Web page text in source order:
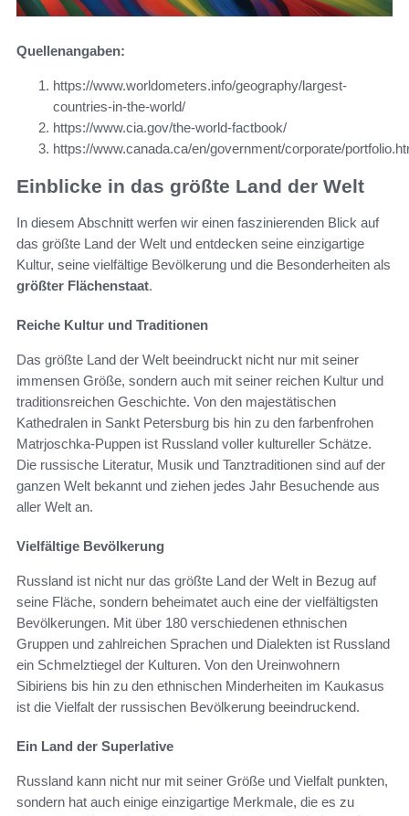
Quellenangaben:
https://www.worldometers.info/geography/largest-
countries-in-the-world/
https://www.cia.gov/the-world-factbook/
https://www.canada.ca/en/government/corporate/
Einblicke in das größte Land der Welt
In diesem Abschnitt werfen wir einen faszinierenden Blick auf
das größte Land der Welt und entdecken seine einzigartige
Kultur, seine vielfältige Bevölkerung und die Besonderheiten als
größter Flächenstaat.
Reiche Kultur und Traditionen
Das größte Land der Welt beeindruckt nicht nur mit seiner
immensen Größe, sondern auch mit seiner reichen Kultur und
traditionsreichen Geschichte. Von den majestätischen
Kathedralen in Sankt Petersburg bis hin zu den farbenfrohen
Matrjoschka-Puppen ist Russland voller kultureller Schätze.
Die russische Literatur, Musik und Tanztraditionen sind auf der
ganzen Welt bekannt und ziehen jedes Jahr Besuchende aus
aller Welt an.
Vielfältige Bevölkerung
Russland ist nicht nur das größte Land der Welt in Bezug auf
seine Fläche, sondern beheimatet auch eine der vielfältigsten
Bevölkerungen. Mit über 180 verschiedenen ethnischen
Gruppen und zahlreichen Sprachen und Dialekten ist Russland
ein Schmelztiegel der Kulturen. Von den Ureinwohnern
Sibiriens bis hin zu den ethnischen Minderheiten im Kaukasus
ist die Vielfalt der russischen Bevölkerung beeindruckend.
Ein Land der Superlative
Russland kann nicht nur mit seiner Größe und Vielfalt punkten,
sondern hat auch einige einzigartige Merkmale, die es zu